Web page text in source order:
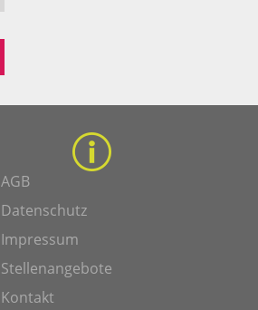
AGB
Datenschutz
Impressum
Stellenangebote
Kontakt